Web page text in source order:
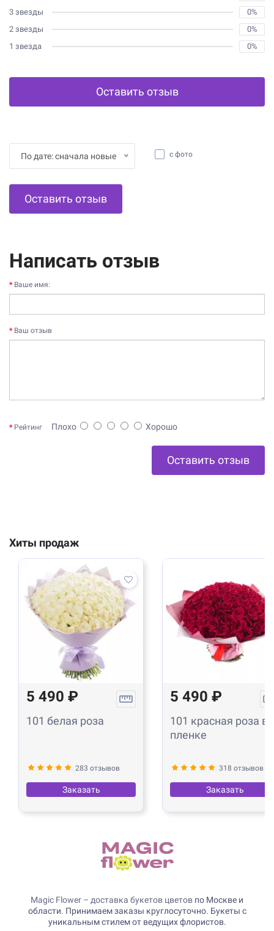
3 звезды
0%
2 звезды
0%
1 звезда
0%
Оставить отзыв
По дате: сначала новые с фото
Оставить отзыв
Написать отзыв
Ваше имя:
Ваш отзыв
Рейтинг Плохо Хорошо
Оставить отзыв
Хиты продаж
5 490 ₽
101 белая роза
283 отзывов
Заказать
5 490 ₽
101 красная роза в
пленке
318 отзывов
Заказать
Magic Flower – доставка букетов цветов по Москве и
области. Принимаем заказы круглосуточно. Букеты с
уникальным стилем от ведущих флористов.